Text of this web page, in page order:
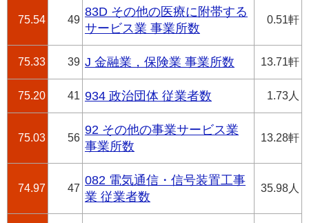
75.54 49
83D その他の医療に附帯する
サービス業 事業所数
0.51軒
75.33 39 J 金融業，保険業 事業所数 13.71軒
75.20 41 934 政治団体 従業者数 1.73人
75.03 56
92 その他の事業サービス業
事業所数
13.28軒
74.97 47
082 電気通信・信号装置工事
業 従業者数
35.98人